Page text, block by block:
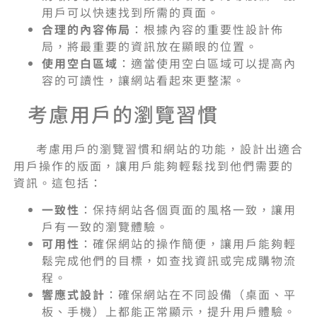
用戶可以快速找到所需的頁面。
合理的內容佈局 ：根據內容的重要性設計佈
局，將最重要的資訊放在顯眼的位置。
使用空白區域 ：適當使用空白區域可以提高內
容的可讀性，讓網站看起來更整潔。
考慮用戶的瀏覽習慣
考慮用戶的瀏覽習慣和網站的功能，設計出適合
用戶操作的版面，讓用戶能夠輕鬆找到他們需要的
資訊。這包括：
一致性 ：保持網站各個頁面的風格一致，讓用
戶有一致的瀏覽體驗。
可用性 ：確保網站的操作簡便，讓用戶能夠輕
鬆完成他們的目標，如查找資訊或完成購物流
程。
響應式設計 ：確保網站在不同設備（桌面、平
板、手機）上都能正常顯示，提升用戶體驗。